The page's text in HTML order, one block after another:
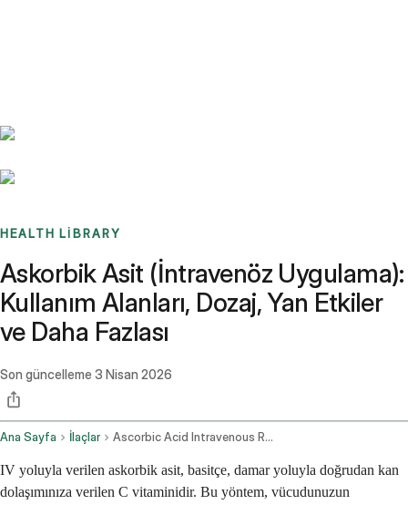
HEALTH LIBRARY
Askorbik Asit (İntravenöz Uygulama):
Kullanım Alanları, Dozaj, Yan Etkiler
ve Daha Fazlası
Son güncelleme 3 Nisan 2026
Ana Sayfa İlaçlar Ascorbic Acid Intravenous Route
IV yoluyla verilen askorbik asit, basitçe, damar yoluyla doğrudan kan
dolaşımınıza verilen C vitaminidir. Bu yöntem, vücudunuzun